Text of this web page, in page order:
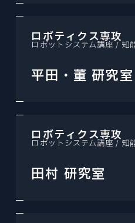
ロボティクス専攻
ロボットシステム講座 / 知
平田・董 研究室
ロボティクス専攻
ロボットシステム講座 / 知
田村 研究室